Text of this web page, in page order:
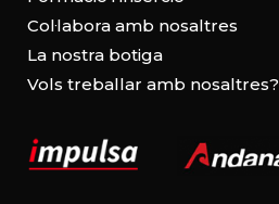
Col·labora amb nosaltres
La nostra botiga
Vols treballar amb nosaltres?